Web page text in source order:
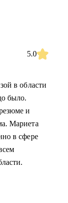
5.0
в области
было.
и
Мариета
в сфере